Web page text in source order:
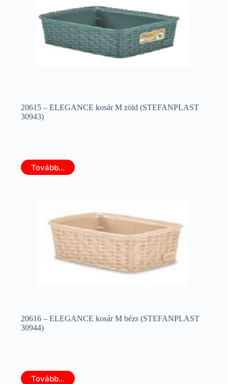
20615 – ELEGANCE kosár M zöld (STEFANPLAST
30943)
Tovább...
20616 – ELEGANCE kosár M bézs (STEFANPLAST
30944)
Tovább...